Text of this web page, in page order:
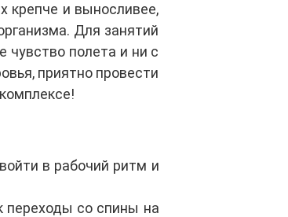
крепче и выносливее,
Для занятий
чувство полета и ни с
приятно провести
в рабочий ритм и
переходы со спины на